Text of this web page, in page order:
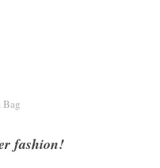
Bag
fashion!